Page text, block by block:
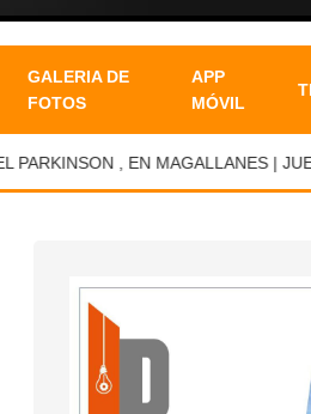
GALERIA DE
FOTOS
APP
MÓVIL
, EN MAGALLANES |